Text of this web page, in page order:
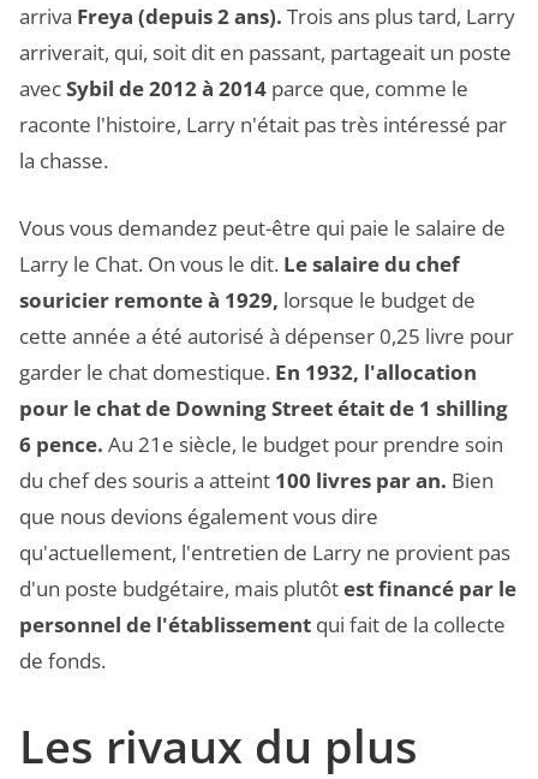
arriva Freya (depuis 2 ans). Trois ans plus tard, Larry
arriverait, qui, soit dit en passant, partageait un poste
avecSybil de 2012 à 2014 parce que, comme le
raconte l'histoire, Larry n'était pas très intéressé par
la chasse.
Vous vous demandez peut-être qui paie le salaire de
Larry le Chat. On vous le dit. Le salaire du chef
souricier remonte à 1929, lorsque le budget de
cette année a été autorisé à dépenser 0,25 livre pour
garder le chat domestique. En 1932, l'allocation
pour le chat de Downing Street était de 1 shilling
6 pence. Au 21e siècle, le budget pour prendre soin
du chef des souris a atteint 100 livres par an. Bien
que nous devions également vous dire
qu'actuellement, l'entretien de Larry ne provient pas
d'un poste budgétaire, mais plutôtest financé par le
personnel de l'établissement qui fait de la collecte
de fonds.
Les rivaux du plus